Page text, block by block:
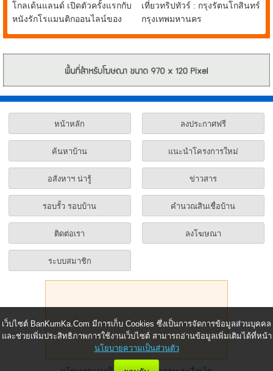
โกลเด้นแลนด์ เปิดตัวครั้งแรกกับ
หนังรักโรแมนติกออนไลน์ของ
น้องหมาชิบะแสนรู้ FIRST
เที่ยวทริปทัวร์ : กรุงรัตนโกสินทร์
กรุงเทพมหานคร
หน้าหลัก ลงประกาศฟรี
ค้นหาบ้าน แนะนำโครงการใหม่
อสังหาฯ น่ารู้ ข่าวสาร
รอบรั้ว รอบบ้าน คำนวณสินเชื่อบ้าน
ติดต่อเรา ลงโฆษณา
ระบบสมาชิก
เว็บไซต์ BanKumKa.Com มีการเก็บ Cookies ซึ่งเป็นการจัดการข้อมูลส่วนบุคคล
และช่วยเพิ่มประสิทธิภาพการใช้งานเว็บไซต์ สามารถอ่านข้อมูลเพิ่มเติมได้ที่หน้า
นโยบายความเป็นส่วนตัว